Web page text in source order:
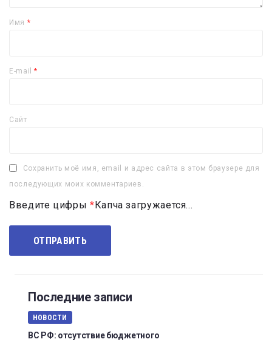
Имя *
E-mail*
Сайт
Сохранить моё имя, email и адрес сайта в этом браузере для
последующих моих комментариев.
Введите цифры *Капча загружается...
Последние записи
НОВОСТИ
ВС РФ: отсутствие бюджетного